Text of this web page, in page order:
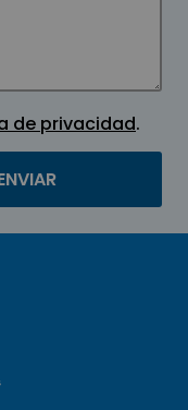
de privacidad.